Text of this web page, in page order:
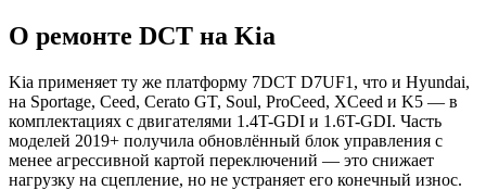
О ремонте DCT на Kia
Kia применяет ту же платформу 7DCT D7UF1, что и Hyundai,
на Sportage, Ceed, Cerato GT, Soul, ProCeed, XCeed и K5 — в
комплектациях с двигателями 1.4T-GDI и 1.6T-GDI. Часть
моделей 2019+ получила обновлённый блок управления с
менее агрессивной картой переключений — это снижает
нагрузку на сцепление, но не устраняет его конечный износ.